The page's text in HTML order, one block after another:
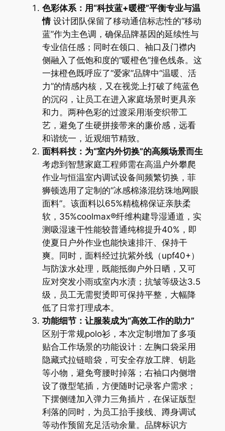
色彩体系：用“科技蓝+暖橙”平衡专业与温
情设计团队保留了移动通信标志性的“移动
蓝”作为主色调，确保品牌基因的延续性与
专业信任感；同时在领口、袖口及门襟内
侧融入了低饱和度的“暖橙色”撞色线条。这
一抹橙色既呼应了“爱家”品牌中“温暖、活
力”的情感内核，又在视觉上打破了纯蓝色
的沉闷，让员工在进入家庭场景时更具亲
和力。两种色彩的过渡采用渐变织带工
艺，避免了生硬拼接带来的廉价感，远看
和谐统一，近观细节精致。
面料科技：为“室内外切换”的高频场景而生
考虑到智慧家庭工程师需在高温户外攀爬
作业与恒温室内调试设备间频繁切换，菲
狮顿选用了定制的“冰感棉涤混纺珠地网眼
面料”。该面料以65%精梳棉保证亲肤柔
软，35%coolmax®纤维构建导湿通道，实
测吸湿速干性能较普通纯棉提升40%，即
使夏日户外作业也能快速排汗、保持干
爽。同时，面料经过抗紫外线（upf40+）
与防泼水处理，既能抵御户外日晒，又可
应对突发小雨或室内水渍；抗皱等级达3.5
级，员工无需熨烫即可保持平整，大幅降
低了日常打理成本。
功能细节：让服装成为“高效工作的助力”
区别于常规polo衫，本次定制增加了多项
贴合工作场景的功能设计：左胸口袋采用
隐藏式拉链暗袋，可安全存放工牌、钥匙
等小物，避免弯腰时掉落；右袖口内侧增
设了微型笔插，方便随时记录客户需求；
下摆侧缝加入弹力三角插片，在保证版型
利落的同时，为员工抬手接线、蹲身调试
等动作预留充足活动余量。品牌标识方